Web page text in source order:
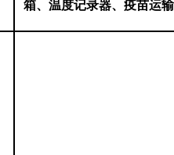
箱、温度记录器、疫苗运